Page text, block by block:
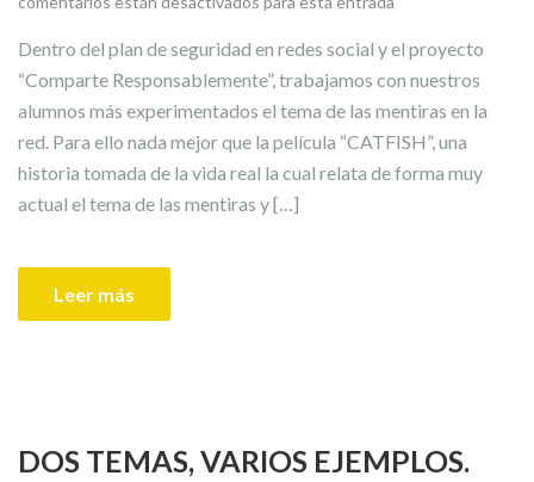
Dentro del plan de seguridad en redes social y el proyecto
“Comparte Responsablemente”, trabajamos con nuestros
alumnos más experimentados el tema de las mentiras en la
red. Para ello nada mejor que la película “CATFISH”, una
historia tomada de la vida real la cual relata de forma muy
actual el tema de las mentiras y […]
Leer más
DOS TEMAS, VARIOS EJEMPLOS.